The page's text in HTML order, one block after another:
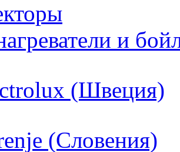
и
(Швеция)
(Словения)